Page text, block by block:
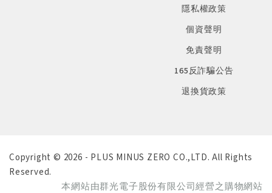
隱私權政策
個資聲明
免責聲明
165反詐騙公告
退換貨政策
Copyright © 2026 - PLUS MINUS ZERO CO.,LTD. All Rights
Reserved.
本網站由群光電子股份有限公司經營之購物網站